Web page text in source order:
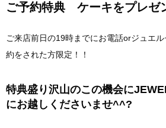
ご予約特典 ケーキをプレゼ
ご来店前日の19時までにお電話orジュエ
約をされた方限定！！
特典盛り沢山のこの機会に
にお越しくださいませ^^?